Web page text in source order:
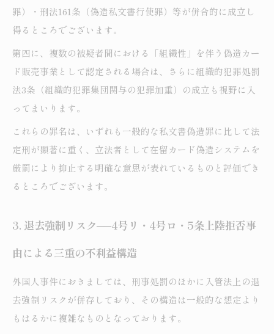
罪）・刑法161条（偽造私文書行使罪）等が併合的に成立し
得るところでございます。
第四に、複数の被疑者間における「組織性」を伴う偽造カー
ド販売事業として認定される場合は、さらに組織的犯罪処罰
法3条（組織的犯罪集団関与の犯罪加重）の成立も視野に入
ってまいります。
これらの罪名は、いずれも一般的な私文書偽造罪に比して法
定刑が顕著に重く、立法者として在留カード偽造システムを
厳罰により抑止する明確な意思が表れているものと評価でき
るところでございます。
3. 退去強制リスク──4号リ・4号ロ・5条上陸拒否事
由による三重の不利益構造
外国人事件におきましては、刑事処罰のほかに入管法上の退
去強制リスクが併存しており、その構造は一般的な想定より
もはるかに複雑なものとなっております。